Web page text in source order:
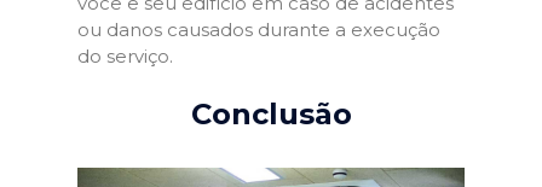
ou danos causados durante a execução
do serviço.
Conclusão